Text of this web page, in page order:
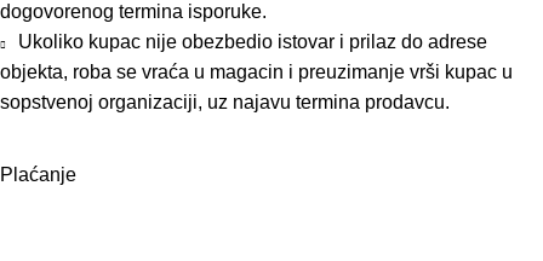
dogovorenog termina isporuke.
Ukoliko kupac nije obezbedio istovar i prilaz do adrese
objekta, roba se vraća u magacin i preuzimanje vrši kupac u
sopstvenoj organizaciji, uz najavu termina prodavcu.
Plaćanje